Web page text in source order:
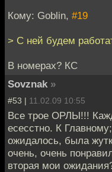
Кому: Goblin, #19
> С ней будем
В номерах? КС
Sovznak »
#53 | 11.02.09 10:55
Все трое ОРЛЫ!!!
есесстно. К
ожидалось, была
очень, очень
вторая мои